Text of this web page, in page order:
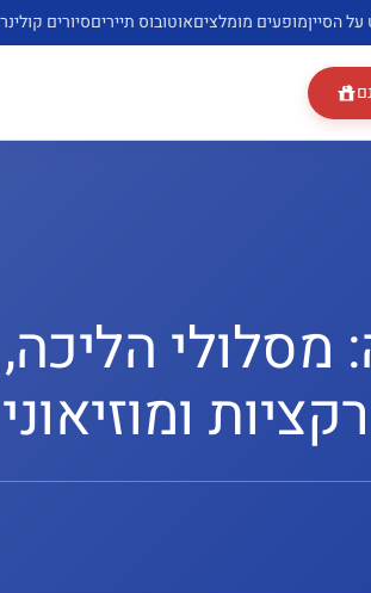
על הסייןמופעים מומלציםאוטובוס תייריםסיורים
מסלולי הליכה,